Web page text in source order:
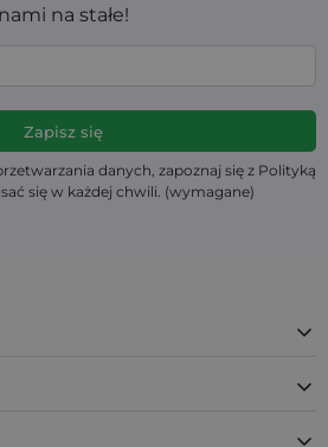
nami na stałe!
danych, zapoznaj się z Polityką
się w każdej chwili. (wymagane)